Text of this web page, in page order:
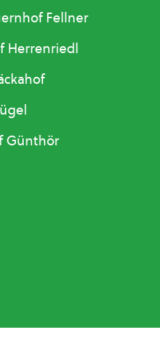
Fellner
Herrenriedl
Günthör